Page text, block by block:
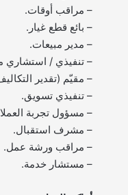
– مراقب أوقات.
– بائع قطع غيار.
– مدير مبيعات.
– تنفيذي / استشاري
– مقيّم (تقدير
– تنفيذي تسويق.
– مسؤول تجربة
– مشرف استقبال.
– مراقب ورشة عمل.
– مستشار خدمة.